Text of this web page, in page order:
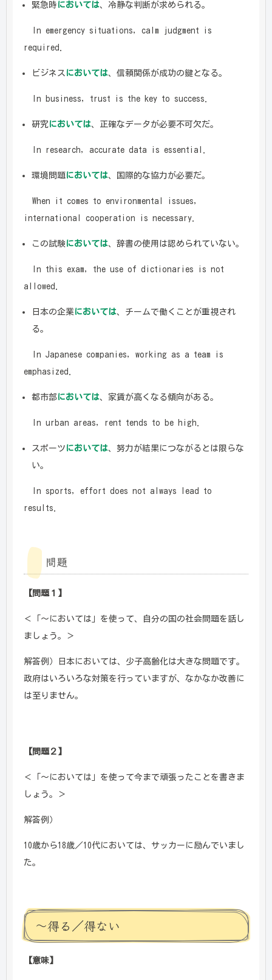
緊急時 においては、冷静な判断が求められる。
In emergency situations, calm judgment is
required.
ビジネス においては、信頼関係が成功の鍵となる。
In business, trust is the key to success.
研究においては、正確なデータが必要不可欠だ。
In research, accurate data is essential.
環境問題においては、国際的な協力が必要だ。
When it comes to environmental issues,
international cooperation is necessary.
この試験においては、辞書の使用は認められていない。
In this exam, the use of dictionaries is not
allowed.
日本の企業においては、チームで働くことが重視され
る。
In Japanese companies, working as a team is
emphasized.
都市部においては、家賃が高くなる傾向がある。
In urban areas, rent tends to be high.
スポーツ においては、努力が結果につながるとは限らな
い。
In sports, effort does not always lead to
results.
問題
【問題１】
＜「～においては」を使って、自分の国の社会問題を話し
ましょう。＞
解答例）日本においては、少子高齢化は大きな問題です。
政府はいろいろな対策を行っていますが、なかなか改善に
は至りません。
【問題２】
＜「～においては」を使って今まで頑張ったことを書きま
しょう。＞
解答例）
10歳から18歳／10代においては、サッカーに励んでいまし
た。
～得る／得ない
【意味】